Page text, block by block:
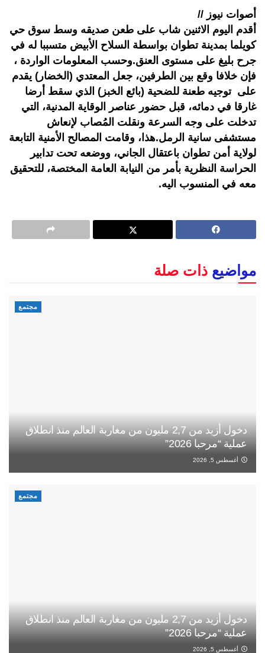
أصوات نيوز //
أقدم اليوم الاثنين شاب على طعن صديقه وسط سوق حي
كويلما بمدينة تطوان بواسطة السلاح الأبيض متسببا له في
جرح بليغ على مستوى العنق.وحسب المعلومات الواردة ،
فإن خلافا وقع بين الطرفين، جعل المعتدي (الخضار) يقدم
على توجيه طعنة للضحية (بائع الخبز) الذي سقط أرضا
غارقا في دمائه، قبل حضور عناصر الوقاية المدنية، التي
تدخلت على وجه السرعة ونقلت المُصاب لإنعاش
مستشفى سانية الرمل.هذا، وقامت المصالح الأمنية التابعة
لولاية أمن تطوان باعتقال الجاني، ووضعه تحت تدابير
الحراسة النظرية بأمر من النيابة العامة المختصة، للتحقيق
معه في المنسوب اليه.
مواضيع ذات صلة
مجتمع
دخول أزيد من 2,7 مليون من مغاربة العالم منذ انطلاق
عملية “مرحبا 2026”
أغسطس 5, 2026
مجتمع
دخول أزيد من 2,7 مليون من مغاربة العالم منذ انطلاق
عملية “مرحبا 2026”
أغسطس 5, 2026